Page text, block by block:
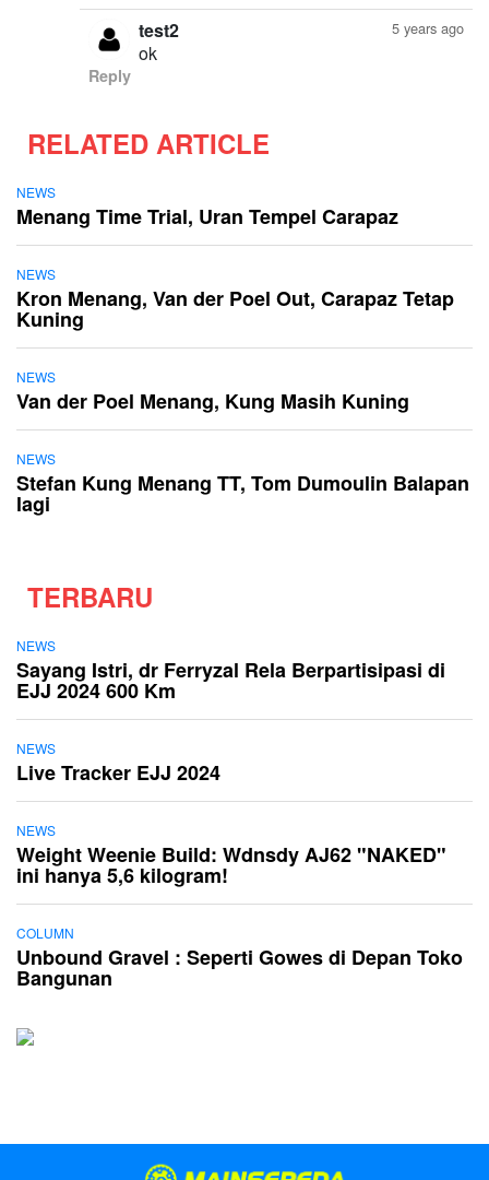
5 years ago
test2
ok
Reply
RELATED ARTICLE
NEWS
Menang Time Trial, Uran Tempel Carapaz
NEWS
Kron Menang, Van der Poel Out, Carapaz Tetap
Kuning
NEWS
Van der Poel Menang, Kung Masih Kuning
NEWS
Stefan Kung Menang TT, Tom Dumoulin Balapan
lagi
TERBARU
NEWS
Sayang Istri, dr Ferryzal Rela Berpartisipasi di
EJJ 2024 600 Km
NEWS
Live Tracker EJJ 2024
NEWS
Weight Weenie Build: Wdnsdy AJ62 "NAKED"
ini hanya 5,6 kilogram!
COLUMN
Unbound Gravel : Seperti Gowes di Depan Toko
Bangunan